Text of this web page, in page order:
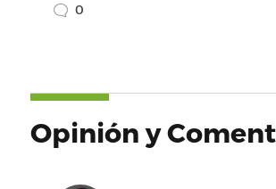
0
Opinión y